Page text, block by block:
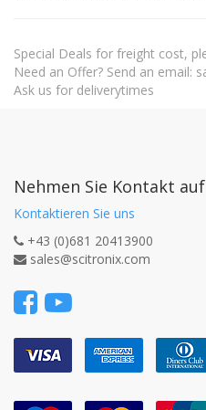
Special Deals for freight cost,
Need an Offer? Send an email:
Ask us for deliverytimes
Nehmen Sie Kontakt auf
Kontaktieren Sie uns
+43 (0)681 20413900
sales@scitronix.com